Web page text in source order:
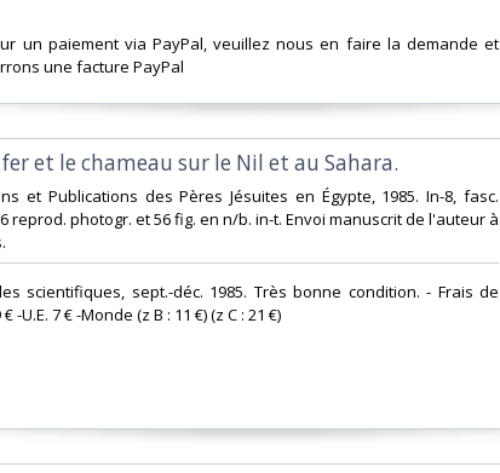
un paiement via PayPal, veuillez nous en faire la demande et
une facture PayPal‎
fer et le chameau sur le Nil et au Sahara.‎
et Publications des Pères Jésuites en Égypte, 1985. In-8, fasc.
reprod. photogr. et 56 fig. en n/b. in-t. Envoi manuscrit de l'auteur à
scientifiques, sept.-déc. 1985. Très bonne condition. - Frais de
-U.E. 7 € -Monde (z B : 11 €) (z C : 21 €)